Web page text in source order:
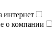
интернет
о компании